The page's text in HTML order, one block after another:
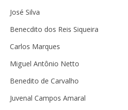
José Silva
Benecdito dos Reis Siqueira
Carlos Marques
Miguel Antônio Netto
Benedito de Carvalho
Juvenal Campos Amaral